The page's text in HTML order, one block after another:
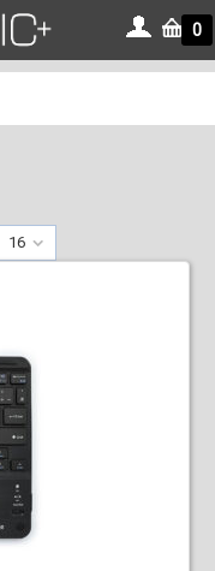
0
16